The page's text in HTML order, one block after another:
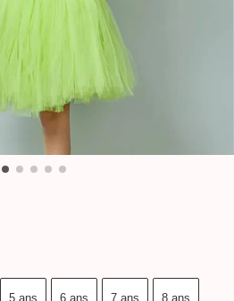
5 ans 6 ans 7 ans 8 ans